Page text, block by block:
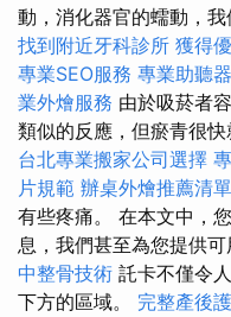
動，消化器官的蠕動，
找到附近牙科診所 獲得
專業SEO服務 專業助聽
業外燴服務 由於吸菸者
類似的反應，但瘀青很快
台北專業搬家公司選擇
片規範 辦桌外燴推薦清單
有些疼痛。 在本文中，
息，我們甚至為您提供
中整骨技術 託卡不僅令
下方的區域。 完整產後